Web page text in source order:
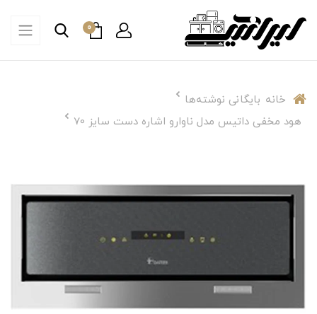
0
خانه بایگانی نوشته‌ها
هود مخفی داتیس مدل ناوارو اشاره دست سایز 70